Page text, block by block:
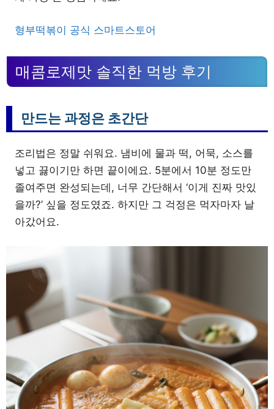
형부떡볶이 공식 스마트스토어
매콤로제맛 솔직한 먹방 후기
만드는 과정은 초간단
조리법은 정말 쉬워요. 냄비에 물과 떡, 어묵, 소스를
넣고 끓이기만 하면 끝이에요. 5분에서 10분 정도만
졸여주면 완성되는데, 너무 간단해서 ‘이게 진짜 맛있
을까?’ 싶을 정도였죠. 하지만 그 걱정은 먹자마자 날
아갔어요.